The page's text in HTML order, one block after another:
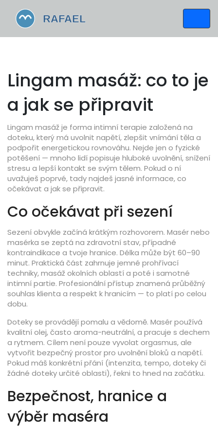
Lingam masáž: co to je
a jak se připravit
Lingam masáž je forma intimní terapie založená na
doteku, který má uvolnit napětí, zlepšit vnímání těla a
podpořit energetickou rovnováhu. Nejde jen o fyzické
potěšení — mnoho lidí popisuje hluboké uvolnění, snížení
stresu a lepší kontakt se svým tělem. Pokud o ní
uvažuješ poprvé, tady najdeš jasné informace, co
očekávat a jak se připravit.
Co očekávat při sezení
Sezení obvykle začíná krátkým rozhovorem. Masér nebo
masérka se zeptá na zdravotní stav, případné
kontraindikace a tvoje hranice. Délka může být 60–90
minut. Praktická část zahrnuje jemné prohřívací
techniky, masáž okolních oblastí a poté i samotné
intimní partie. Profesionální přístup znamená průběžný
souhlas klienta a respekt k hranicím — to platí po celou
dobu.
Doteky se provádějí pomalu a vědomě. Masér používá
kvalitní olej, často aroma-neutrální, a pracuje s dechem
a rytmem. Cílem není pouze vyvolat orgasmus, ale
vytvořit bezpečný prostor pro uvolnění bloků a napětí.
Pokud máš konkrétní přání (intenzita, tempo, doteky či
žádné doteky určité oblasti), řekni to hned na začátku.
Bezpečnost, hranice a
výběr maséra